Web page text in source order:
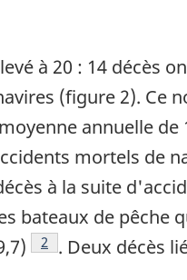
à 20 : 14 décès
(figure 2). Ce
annuelle
mortels de
à la suite
bateaux de
Note de bas de page
2
. Deux décès